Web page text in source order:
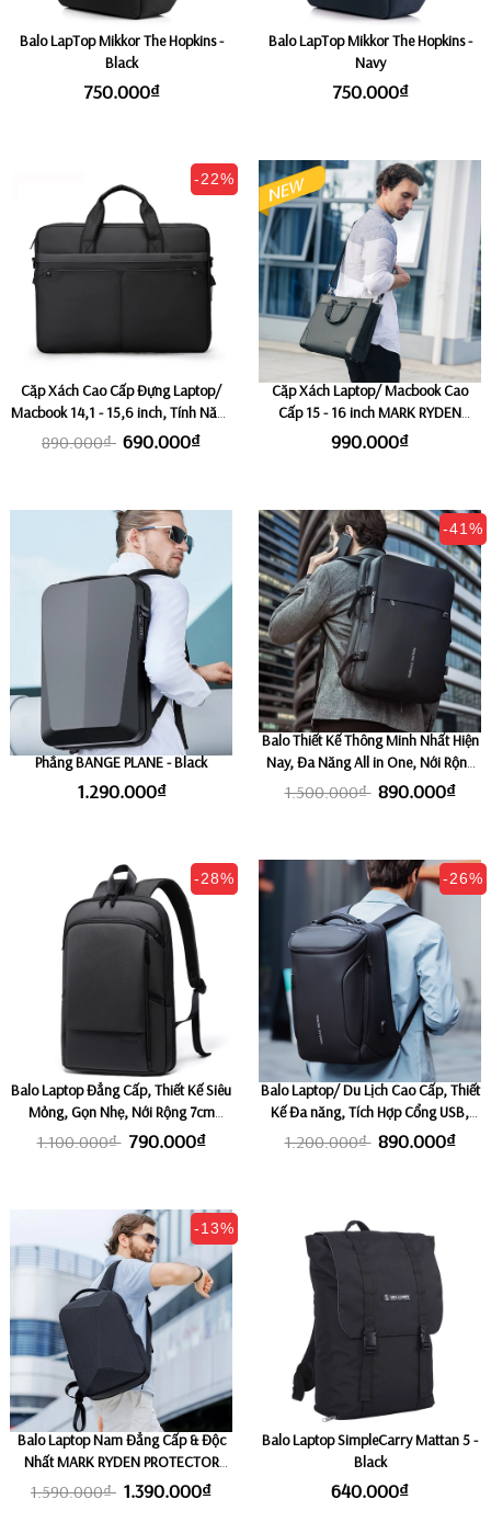
Balo LapTop Mikkor The Hopkins -
Black
750.000₫
Balo LapTop Mikkor The Hopkins -
Navy
750.000₫
-22%
Cặp Xách Cao Cấp Đựng Laptop/
Macbook 14,1 - 15,6 inch, Tính Năng
Nới Rộng Thông Minh MARK RYDEN
890.000₫ 690.000₫
Cặp Xách Laptop/ Macbook Cao
Cấp 15 - 16 inch MARK RYDEN
LUXMAN
990.000₫
Balo Laptop Công Nghệ Thiết Kế
Phẳng BANGE PLANE - Black
1.290.000₫
-41%
Balo Thiết Kế Thông Minh Nhất Hiện
Nay, Đa Năng All in One, Nới Rộng
10cm, Mở 180 độ, Cổng Sạc USB,
1.500.000₫ 890.000₫
-28%
Balo Laptop Đẳng Cấp, Thiết Kế Siêu
Mỏng, Gọn Nhẹ, Nới Rộng 7cm
BANGE THIN SMART - Black
1.100.000₫ 790.000₫
-26%
Balo Laptop/ Du Lịch Cao Cấp, Thiết
Kế Đa năng, Tích Hợp Cổng USB,
Ngăn Laptop Riêng 15,6-17" MARK
1.200.000₫ 890.000₫
-13%
Balo Laptop Nam Đẳng Cấp & Độc
Nhất MARK RYDEN PROTECTOR
[Phiên Bản Có Tích Hợp Áo Mưa Pro]
1.590.000₫ 1.390.000₫
Balo Laptop SimpleCarry Mattan 5 -
Black
640.000₫